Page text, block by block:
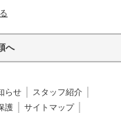
へ
らせ
スタッフ紹介
護
サイトマップ